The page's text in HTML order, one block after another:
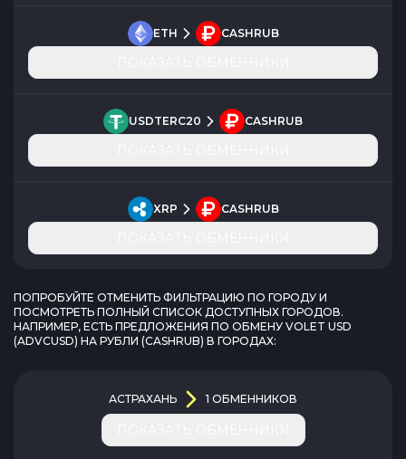
ETH CASHRUB
USDTERC20 CASHRUB
XRP CASHRUB
ПОПРОБУЙТЕ ОТМЕНИТЬ ФИЛЬТРАЦИЮ ПО ГОРОДУ И
ПОСМОТРЕТЬ ПОЛНЫЙ СПИСОК ДОСТУПНЫХ ГОРОДОВ.
НАПРИМЕР, ЕСТЬ ПРЕДЛОЖЕНИЯ ПО ОБМЕНУ VOLET USD
(ADVCUSD) НА РУБЛИ (CASHRUB) В ГОРОДАХ:
АСТРАХАНЬ 1 ОБМЕННИКОВ